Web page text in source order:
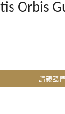
Orbis
- 請親臨